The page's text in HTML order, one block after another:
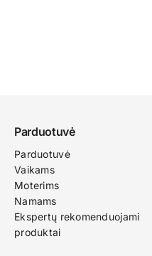
Parduotuvė
Parduotuvė
Vaikams
Moterims
Namams
Ekspertų rekomenduojami
produktai